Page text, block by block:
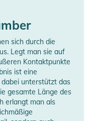
sich durch die
Legt man sie auf
Kontaktpunkte
ist eine
unterstützt das
gesamte Länge des
erlangt man als